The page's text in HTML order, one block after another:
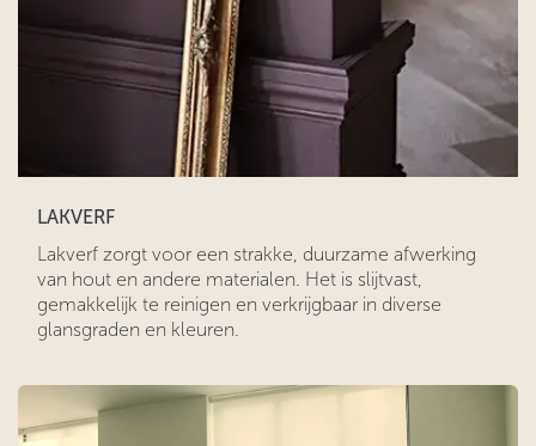
LAKVERF
Lakverf zorgt voor een strakke, duurzame afwerking
van hout en andere materialen. Het is slijtvast,
gemakkelijk te reinigen en verkrijgbaar in diverse
glansgraden en kleuren.